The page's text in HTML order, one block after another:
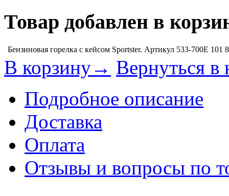
Товар добавлен в
Бензиновая горелка с кейсом Sportster. Артикул 533-700E 101
В корзину→ Вернуться в
Подробное описание
Доставка
Оплата
Отзывы и вопросы по